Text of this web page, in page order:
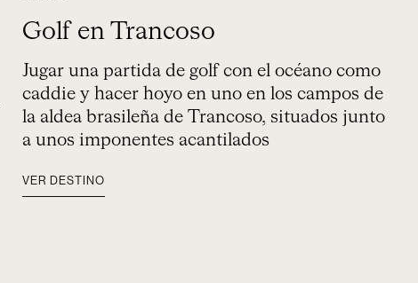
Golf en Trancoso
Jugar una partida de golf con el océano como
caddie y hacer hoyo en uno en los campos de
la aldea brasileña de Trancoso, situados junto
a unos imponentes acantilados
VER DESTINO